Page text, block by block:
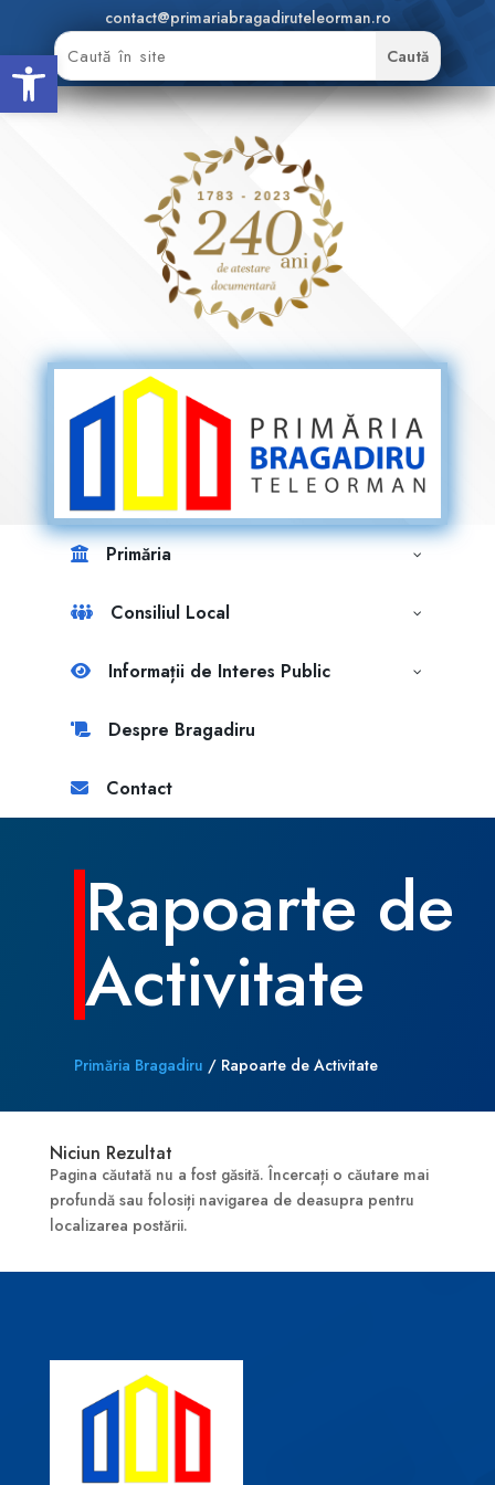
Deschide bara de unelte
contact@primariabragadiruteleorman.ro
Primăria
Consiliul Local
Informații de Interes Public
Despre Bragadiru
Contact
Rapoarte de
Activitate
Primăria Bragadiru / Rapoarte de Activitate
Niciun Rezultat
Pagina căutată nu a fost găsită. Încercați o căutare mai
profundă sau folosiți navigarea de deasupra pentru
localizarea postării.